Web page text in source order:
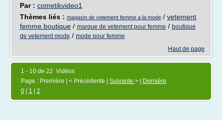
Par : cometikvideo1
Thèmes liés : magasin de vetement femme a la mode / vetement
femme boutique / marque de vetement pour femme / boutique
de vetement mode / mode pour femme
Haut de page
1 - 10 de 22 Vidéos
Page : Première | < Précédente | Suivante > |
Dernière
0
1 2